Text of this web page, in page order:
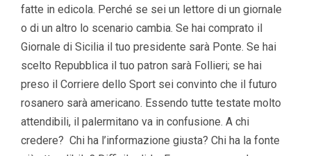
fatte in edicola. Perché se sei un lettore di un giornale
o di un altro lo scenario cambia. Se hai comprato il
Giornale di Sicilia il tuo presidente sarà Ponte. Se hai
scelto Repubblica il tuo patron sarà Follieri; se hai
preso il Corriere dello Sport sei convinto che il futuro
rosanero sarà americano. Essendo tutte testate molto
attendibili, il palermitano va in confusione. A chi
credere? Chi ha l’informazione giusta? Chi ha la fonte